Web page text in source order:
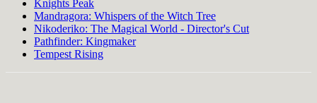
Knights Peak
Mandragora: Whispers of the Witch Tree
Nikoderiko: The Magical World - Director's Cut
Pathfinder: Kingmaker
Tempest Rising